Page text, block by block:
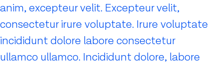
anim, excepteur velit. Excepteur velit,
consectetur irure voluptate. Irure voluptate
incididunt dolore labore consectetur
ullamco ullamco. Incididunt dolore, labore